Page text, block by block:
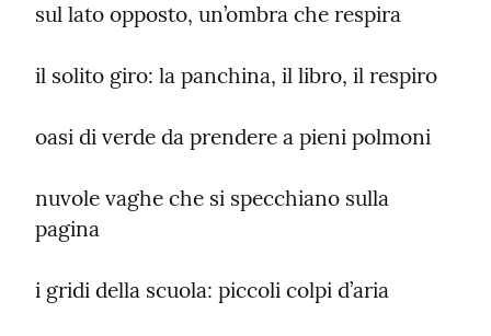
sul lato opposto, un’ombra che respira
il solito giro: la panchina, il libro, il respiro
oasi di verde da prendere a pieni polmoni
nuvole vaghe che si specchiano sulla
pagina
i gridi della scuola: piccoli colpi d’aria